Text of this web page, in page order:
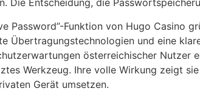
Die Entscheidung, die
Password”-Funktion von Hugo Casino
Übertragungstechnologien und eine
österreichischer Nutzer
Werkzeug. Ihre volle Wirkung zeigt
Gerät umsetzen.